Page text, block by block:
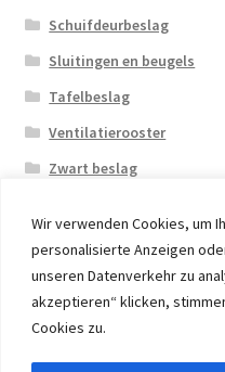
Wir verwenden Cookies, um
personalisierte Anzeigen
unseren Datenverkehr zu
akzeptieren“ klicken,
Cookies zu.
Schuifdeurbeslag
Sluitingen en beugels
Tafelbeslag
Ventilatierooster
Zwart beslag
© 2026 Eruon Trade UG,